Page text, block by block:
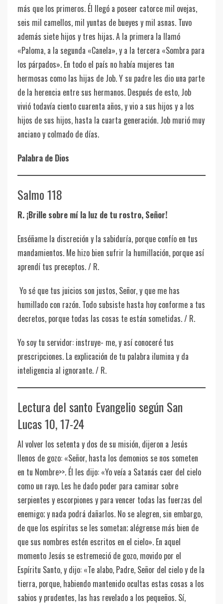
más que los primeros. Él llegó a poseer catorce mil ovejas,
seis mil camellos, mil yuntas de bueyes y mil asnas. Tuvo
además siete hijos y tres hijas. A la primera la llamó
«Paloma, a la segunda «Canela», y a la tercera «Sombra para
los párpados». En todo el país no había mujeres tan
hermosas como las hijas de Job. Y su padre les dio una parte
de la herencia entre sus hermanos. Después de esto, Job
vivió todavía ciento cuarenta años, y vio a sus hijos y a los
hijos de sus hijos, hasta la cuarta generación. Job murió muy
anciano y colmado de días.
Palabra de Dios
Salmo 118
R. ¡Brille sobre mí la luz de tu rostro, Señor!
Enséñame la discreción y la sabiduría, porque confío en tus
mandamientos. Me hizo bien sufrir la humillación, porque así
aprendí tus preceptos. / R.
Yo sé que tus juicios son justos, Señor, y que me has
humillado con razón. Todo subsiste hasta hoy conforme a tus
decretos, porque todas las cosas te están sometidas. / R.
Yo soy tu servidor: instruye- me, y así conoceré tus
prescripciones. La explicación de tu palabra ilumina y da
inteligencia al ignorante. / R.
Lectura del santo Evangelio según San
Lucas 10, 17-24
Al volver los setenta y dos de su misión, dijeron a Jesús
llenos de gozo: «Señor, hasta los demonios se nos someten
en tu Nombre>>. Él les dijo: «Yo veía a Satanás caer del cielo
como un rayo. Les he dado poder para caminar sobre
serpientes y escorpiones y para vencer todas las fuerzas del
enemigo; y nada podrá dañarlos. No se alegren, sin embargo,
de que los espíritus se les sometan; alégrense más bien de
que sus nombres estén escritos en el cielo». En aquel
momento Jesús se estremeció de gozo, movido por el
Espíritu Santo, y dijo: «Te alabo, Padre, Señor del cielo y de la
tierra, porque, habiendo mantenido ocultas estas cosas a los
sabios y prudentes, las has revelado a los pequeños. Sí,